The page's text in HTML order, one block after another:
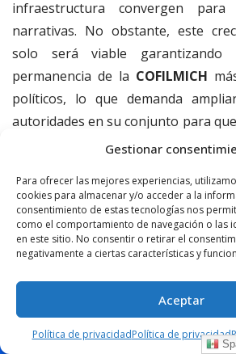
Gestionar
Para ofrecer las mejores experiencias,
cookies para almacenar y/o acceder a la
consentimiento de estas tecnologías nos
como el comportamiento de navegación o las
en este sitio. No consentir o retirar el
negativamente a ciertas características y
Aceptar
Política de privacidadPolítica de privacidad
infraestructura convergen para
narrativas. No obstante, este
solo será viable garantizando
permanencia de la COFILMICH
políticos, lo que demanda
autoridades en su conjunto para
y la comunidad creativa operen
Las cinematografías sólidas
únicamente con películas, sino con
permiten que sigan existiendo.
En el cine, los territorios no solo